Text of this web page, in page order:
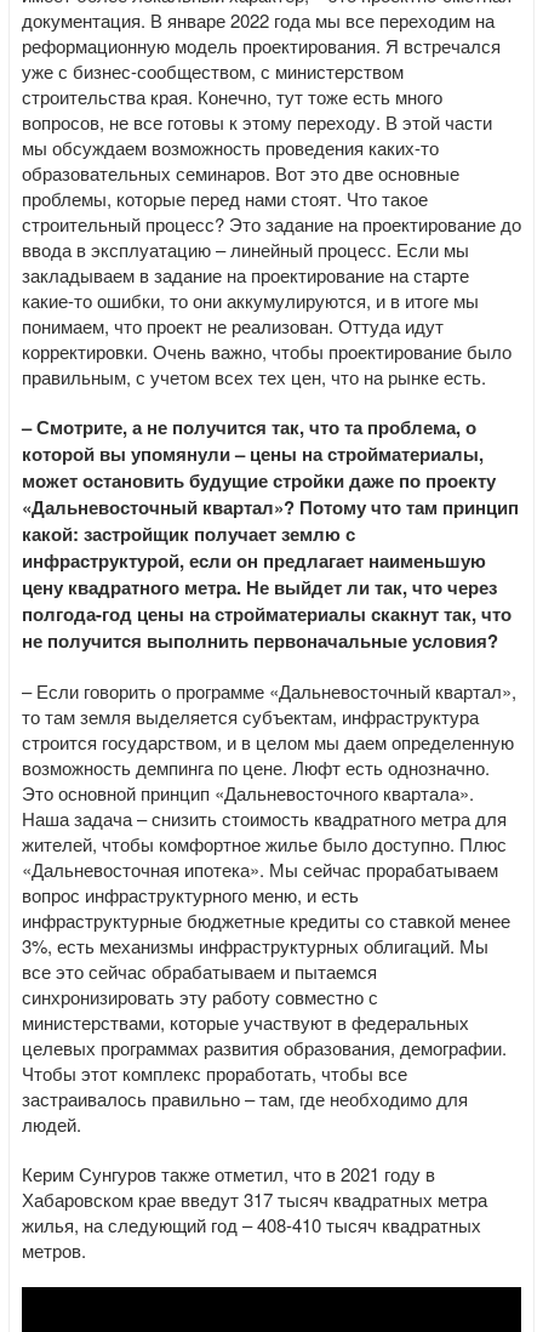
документация. В январе 2022 года мы все переходим на
реформационную модель проектирования. Я встречался
уже с бизнес-сообществом, с министерством
строительства края. Конечно, тут тоже есть много
вопросов, не все готовы к этому переходу. В этой части
мы обсуждаем возможность проведения каких-то
образовательных семинаров. Вот это две основные
проблемы, которые перед нами стоят. Что такое
строительный процесс? Это задание на проектирование до
ввода в эксплуатацию – линейный процесс. Если мы
закладываем в задание на проектирование на старте
какие-то ошибки, то они аккумулируются, и в итоге мы
понимаем, что проект не реализован. Оттуда идут
корректировки. Очень важно, чтобы проектирование было
правильным, с учетом всех тех цен, что на рынке есть.
– Смотрите, а не получится так, что та проблема, о
которой вы упомянули – цены на стройматериалы,
может остановить будущие стройки даже по проекту
«Дальневосточный квартал»? Потому что там принцип
какой: застройщик получает землю с
инфраструктурой, если он предлагает наименьшую
цену квадратного метра. Не выйдет ли так, что через
полгода-год цены на стройматериалы скакнут так, что
не получится выполнить первоначальные условия?
– Если говорить о программе «Дальневосточный квартал»,
то там земля выделяется субъектам, инфраструктура
строится государством, и в целом мы даем определенную
возможность демпинга по цене. Люфт есть однозначно.
Это основной принцип «Дальневосточного квартала».
Наша задача – снизить стоимость квадратного метра для
жителей, чтобы комфортное жилье было доступно. Плюс
«Дальневосточная ипотека». Мы сейчас прорабатываем
вопрос инфраструктурного меню, и есть
инфраструктурные бюджетные кредиты со ставкой менее
3%, есть механизмы инфраструктурных облигаций. Мы
все это сейчас обрабатываем и пытаемся
синхронизировать эту работу совместно с
министерствами, которые участвуют в федеральных
целевых программах развития образования, демографии.
Чтобы этот комплекс проработать, чтобы все
застраивалось правильно – там, где необходимо для
людей.
Керим Сунгуров также отметил, что в 2021 году в
Хабаровском крае введут 317 тысяч квадратных метра
жилья, на следующий год – 408-410 тысяч квадратных
метров.